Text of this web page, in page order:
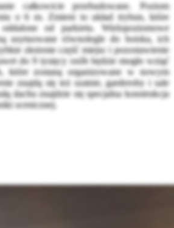
całkowicie przebudowane. Poziom
o 6 m. Zmieni to układ trybun, które
od parkietu. Wielopoziomowe
usytuowane równolegle do boiska, ich
złożenie część miejsc i pozostawienie
do 9 tysięcy osób będzie mogło wziąć
które zostaną organizowane w nowym
znajdą się też szatnie, garderoby i sale
dachu znajdzie się specjalna konstrukcja
scenicznej.